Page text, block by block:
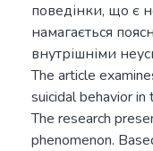
поведінки, що є
намагається
внутрішніми
The article
suicidal behavior
The research
phenomenon.